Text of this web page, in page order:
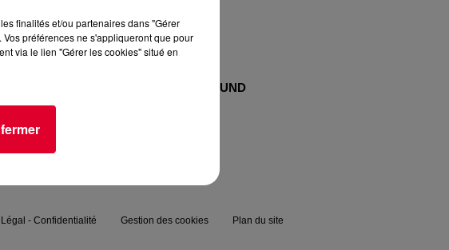
FG SOUND
Légal - Confidentialité Gestion des cookies Plan du site
finalités et/ou partenaires dans "Gérer
préférences ne s'appliqueront que pour
via le lien "Gérer les cookies" situé en